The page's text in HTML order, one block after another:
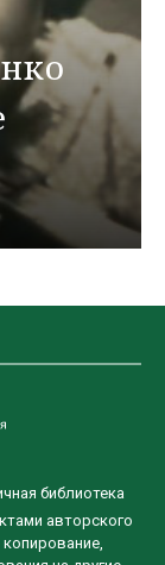
библиотека
авторского